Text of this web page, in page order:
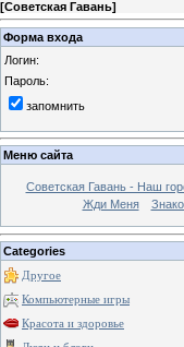
[Советская Гавань]
Форма входа
Логин:
Пароль:
запомнить
Меню сайта
Советская Гавань - Наш
Жди Меня
Categories
Другое
Компьютерные игры
Красота и здоровье